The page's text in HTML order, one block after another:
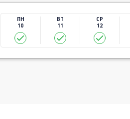
ПН
10
ВТ
11
СР
12